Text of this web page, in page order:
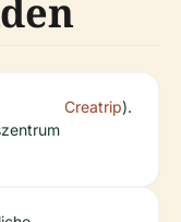
Creatrip).